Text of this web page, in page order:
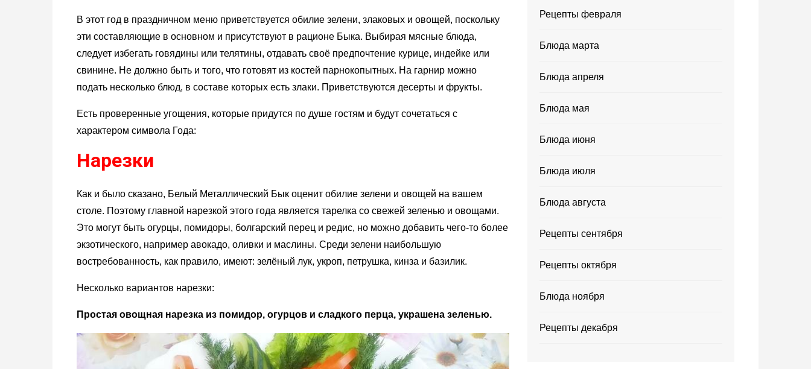
В этот год в праздничном меню приветствуется обилие зелени, злаковых и овощей, поскольку
эти составляющие в основном и присутствуют в рационе Быка. Выбирая мясные блюда,
следует избегать говядины или телятины, отдавать своё предпочтение курице, индейке или
свинине. Не должно быть и того, что готовят из костей парнокопытных. На гарнир можно
подать несколько блюд, в составе которых есть злаки. Приветствуются десерты и фрукты.
Есть проверенные угощения, которые придутся по душе гостям и будут сочетаться с
характером символа Года:
Нарезки
Как и было сказано, Белый Металлический Бык оценит обилие зелени и овощей на вашем
столе. Поэтому главной нарезкой этого года является тарелка со свежей зеленью и овощами.
Это могут быть огурцы, помидоры, болгарский перец и редис, но можно добавить чего-то более
экзотического, например авокадо, оливки и маслины. Среди зелени наибольшую
востребованность, как правило, имеют: зелёный лук, укроп, петрушка, кинза и базилик.
Несколько вариантов нарезки:
Простая овощная нарезка из помидор, огурцов и сладкого перца, украшена зеленью.
Рецепты февраля
Блюда марта
Блюда апреля
Блюда мая
Блюда июня
Блюда июля
Блюда августа
Рецепты сентября
Рецепты октября
Блюда ноября
Рецепты декабря